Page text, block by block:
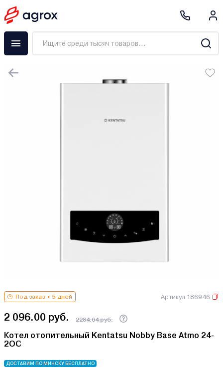
Под заказ 5 дней Артикул 186946
2 096.00 руб. 2284.64 руб.
Котел отопительный Kentatsu Nobby Base Atmo 24-
2OC
ДОСТАВИМ ПО МИНСКУ БЕСПЛАТНО